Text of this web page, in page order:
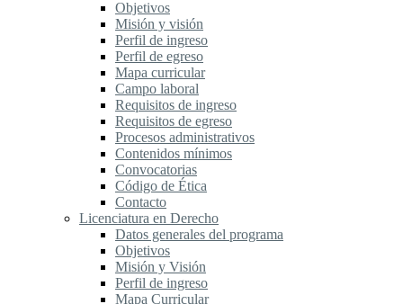
Objetivos
Misión y visión
Perfil de ingreso
Perfil de egreso
Mapa curricular
Campo laboral
Requisitos de ingreso
Requisitos de egreso
Procesos administrativos
Contenidos mínimos
Convocatorias
Código de Ética
Contacto
Licenciatura en Derecho
Datos generales del programa
Objetivos
Misión y Visión
Perfil de ingreso
Mapa Curricular